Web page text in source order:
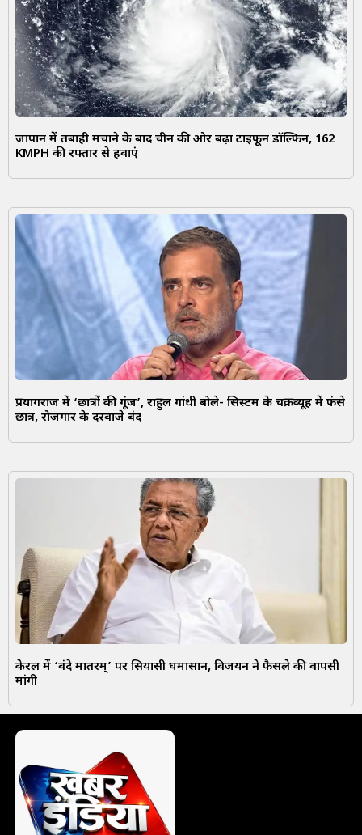
जापान में तबाही मचाने के बाद चीन की ओर बढ़ा टाइफून डॉल्फिन, 162
KMPH की रफ्तार से हवाएं
प्रयागराज में ‘छात्रों की गूंज’, राहुल गांधी बोले- सिस्टम के चक्रव्यूह में फंसे
छात्र, रोजगार के दरवाजे बंद
केरल में ‘वंदे मातरम्’ पर सियासी घमासान, विजयन ने फैसले की वापसी
मांगी